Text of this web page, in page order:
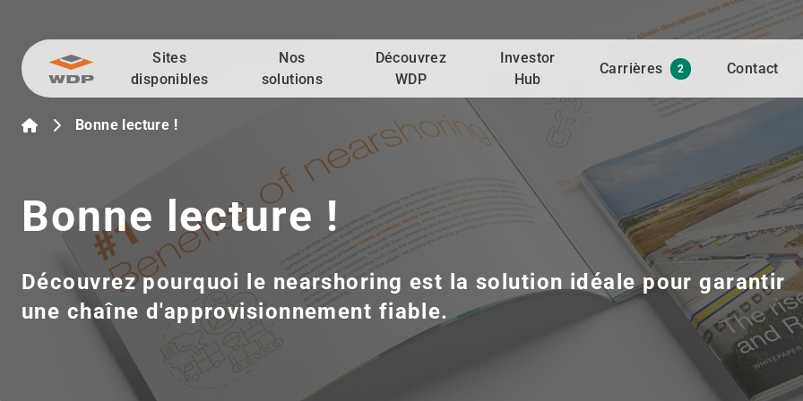
Allez au contenu
Sites
disponibles
Nos
solutions
Découvrez
WDP
Investor
Hub
Carrières 2 Contact
Bonne lecture !
Bonne lecture !
Découvrez pourquoi le nearshoring est la solution idéale pour garantir
une chaîne d'approvisionnement fiable.